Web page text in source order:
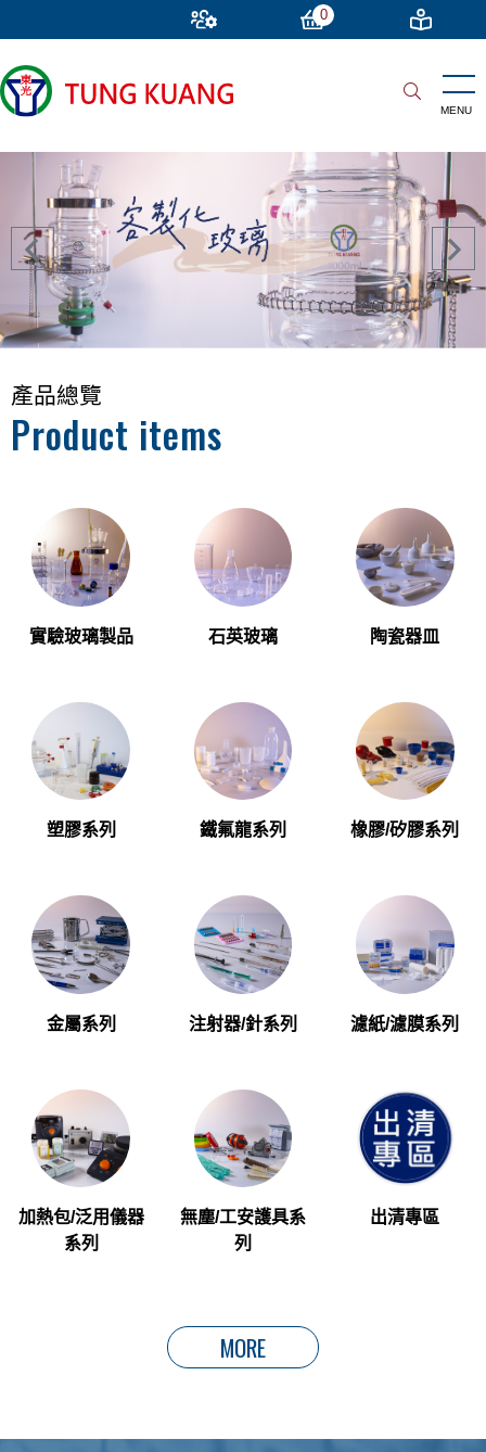
0
產品總覽
Product items
實驗玻璃製品 石英玻璃 陶瓷器皿
塑膠系列 鐵氟龍系列 橡膠/矽膠系列
金屬系列 注射器/針系列 濾紙/濾膜系列
加熱包/泛用儀器
系列
無塵/工安護具系
列
出清專區
MORE